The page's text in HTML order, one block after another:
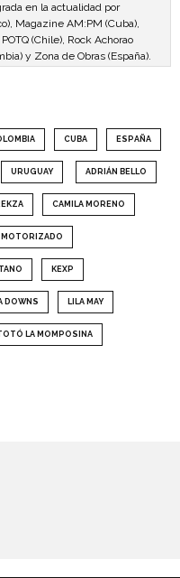
en la actualidad por
Magazine AM:PM (Cuba),
(Chile), Rock Achorao
y Zona de Obras (España).
CUBA ESPAÑA
URUGUAY ADRIÁN BELLO
CAMILA MORENO
MOTORIZADO
KEXP
DOWNS LILA MAY
LA MOMPOSINA